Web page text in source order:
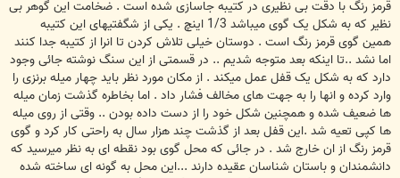
قرمز رنگ با دقت بی نظیری در کتیبه جاسازی شده است . ضخامت این گوهر بی
نظیر که به شکل یک گوی میباشد 1/3 اینچ . یکی از شگفتیهای این کتیبه
همین گوی قرمز رنگ است . دوستان خیلی تلاش کردن تا انرا از کتیبه جدا کنند
اما نشد ..تا اینکه بعد متوجه شدیم .. در قسمتی از این سنگ نوشته جائی وجود
دارد که به شکل یک قفل عمل میکند . از مکان مورد نظر باید چهار میله برنزی را
وارد کرده و انها را به جهت های مخالف فشار داد . اما بخاطره گذشت زمان میله
ها ضعیف شده و همچنین شکل خود را از دست داده بودن .. وقتی از روی میله
ها کپی تعیه شد .این قفل بعد از گذشت چند هزار سال به راحتی کار کرد و گوی
قرمز رنگ از ان خارج شد . در جائی که محل گوی بود نقطه ای به نظر میرسید که
دانشمندان و باستان شناسان عقیده دارند ...این محل به گونه ای ساخته شده